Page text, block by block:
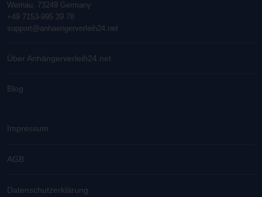
Wernau, 73249 Germany
+49 7153-995 39 78
support@anhaengerverleih24.net
Über Anhängerverleih24.net
Blog
Impressum
AGB
Datenschutzerklärung